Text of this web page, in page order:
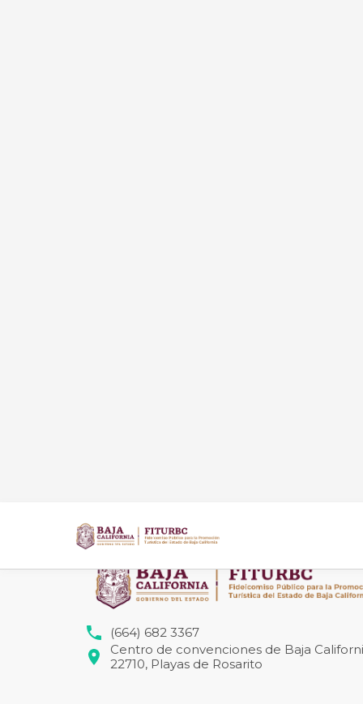
(664) 682 3367
Centro de convenciones de Baja
22710, Playas de Rosarito